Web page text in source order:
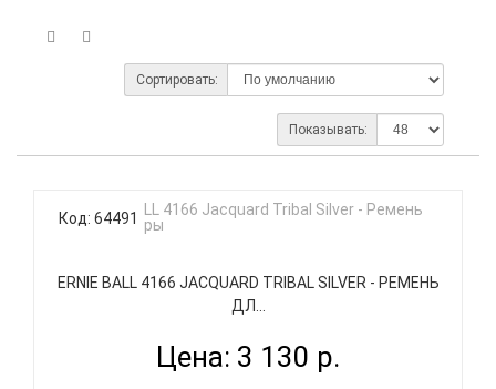
Сортировать:
Показывать:
Код: 64491
ERNIE BALL 4166 JACQUARD TRIBAL SILVER - РЕМЕНЬ
ДЛ...
Цена: 3 130 р.